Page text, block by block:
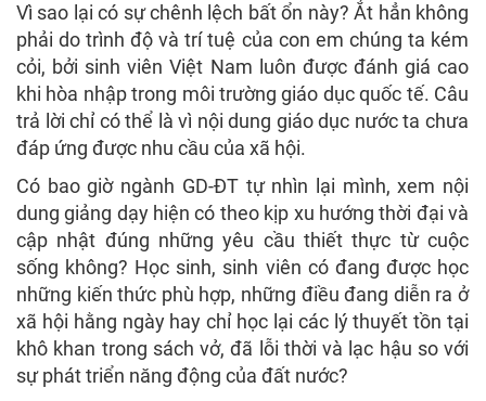
Vì sao lại có sự chênh lệch bất ổn này? Ắt hẳn không
phải do trình độ và trí tuệ của con em chúng ta kém
cỏi, bởi sinh viên Việt Nam luôn được đánh giá cao
khi hòa nhập trong môi trường giáo dục quốc tế. Câu
trả lời chỉ có thể là vì nội dung giáo dục nước ta chưa
đáp ứng được nhu cầu của xã hội.
Có bao giờ ngành GD-ĐT tự nhìn lại mình, xem nội
dung giảng dạy hiện có theo kịp xu hướng thời đại và
cập nhật đúng những yêu cầu thiết thực từ cuộc
sống không? Học sinh, sinh viên có đang được học
những kiến thức phù hợp, những điều đang diễn ra ở
xã hội hằng ngày hay chỉ học lại các lý thuyết tồn tại
khô khan trong sách vở, đã lỗi thời và lạc hậu so với
sự phát triển năng động của đất nước?